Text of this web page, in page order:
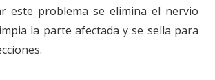
este problema se elimina el nervio
la parte afectada y se sella para